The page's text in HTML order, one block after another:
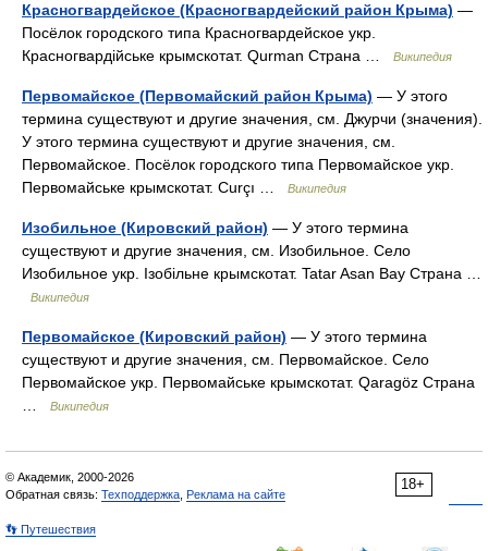
Красногвардейское (Красногвардейский район Крыма) —
Посёлок городского типа Красногвардейское укр.
Красногвардійське крымскотат. Qurman Страна …
Википедия
Первомайское (Первомайский район Крыма) — У этого
термина существуют и другие значения, см. Джурчи (значения).
У этого термина существуют и другие значения, см.
Первомайское. Посёлок городского типа Первомайское укр.
Первомайське крымскотат. Curçı …
Википедия
Изобильное (Кировский район) — У этого термина
существуют и другие значения, см. Изобильное. Село
Изобильное укр. Ізобільне крымскотат. Tatar Asan Bay Страна …
Википедия
Первомайское (Кировский район) — У этого термина
существуют и другие значения, см. Первомайское. Село
Первомайское укр. Первомайське крымскотат. Qaragöz Страна
Википедия
18+
© Академик, 2000-2026
Обратная связь: Техподдержка Реклама на сайте
👣 Путешествия